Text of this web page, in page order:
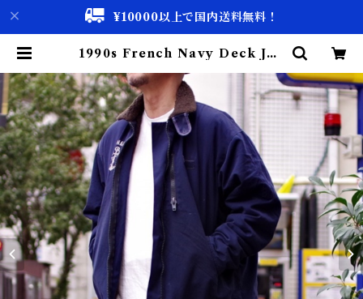
¥10000以上で国内送料無料！
1990s French Navy Deck Jac
軍 デッキ ジャケット | 古着屋 仙台
biscco【古着 & Vintage 通販】